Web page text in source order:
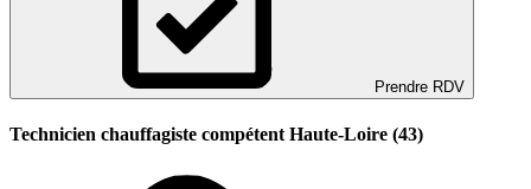
Prendre RDV
Technicien chauffagiste compétent Haute-Loire (43)